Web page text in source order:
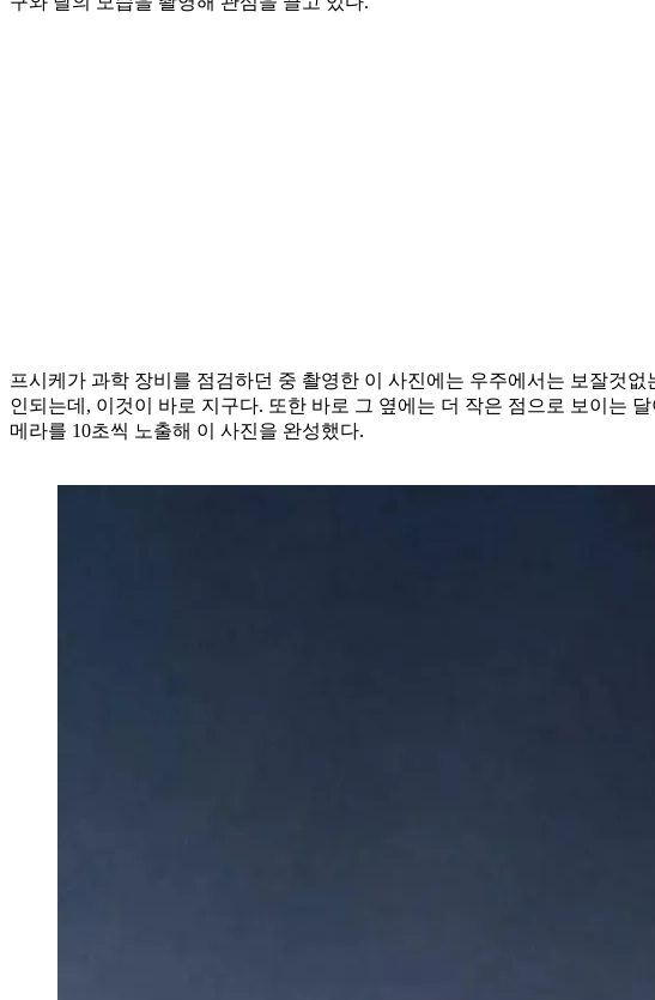
프시케가 과학 장비를 점검하던 중 촬영한 이 사진에는 우주에서는 보잘것
인되는데, 이것이 바로 지구다. 또한 바로 그 옆에는 더 작은 점으로 보이는
메라를 10초씩 노출해 이 사진을 완성했다.